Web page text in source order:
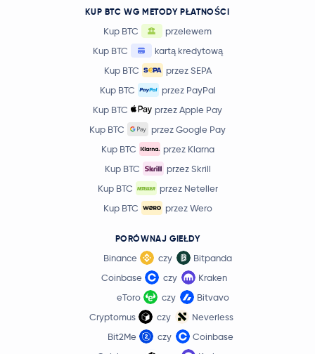
Mantle MNT
AAVE
PEPE
0,000003 USD
Internet Computer
Worldcoin WLD
ASTER
Ethereum Classic ETC
Pi Network PI
KUP BTC WG METODY PŁATNOŚCI
Kup BTC
przelewem
Kup BTC
kartą kredytową
Kup BTC
przez SEPA
Kup BTC
przez PayPal
Kup BTC
przez Apple Pay
Kup BTC
przez Google Pay
Kup BTC
przez Klarna
Kup BTC
przez Skrill
Kup BTC
przez Neteller
Kup BTC
przez Wero
PORÓWNAJ GIEŁDY
Binance czy
Bitpanda
Coinbase
czy
Kraken
eToro
czy
Bitvavo
Cryptomus
czy
Neverless
Bit2Me
czy
Coinbase